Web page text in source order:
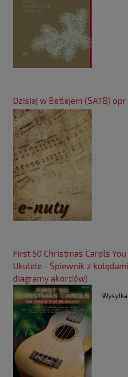
Dzisiaj w Betlejem (SATB)
First 50 Christmas Carols
Ukulele - Śpiewnik z
diagramy akordów)